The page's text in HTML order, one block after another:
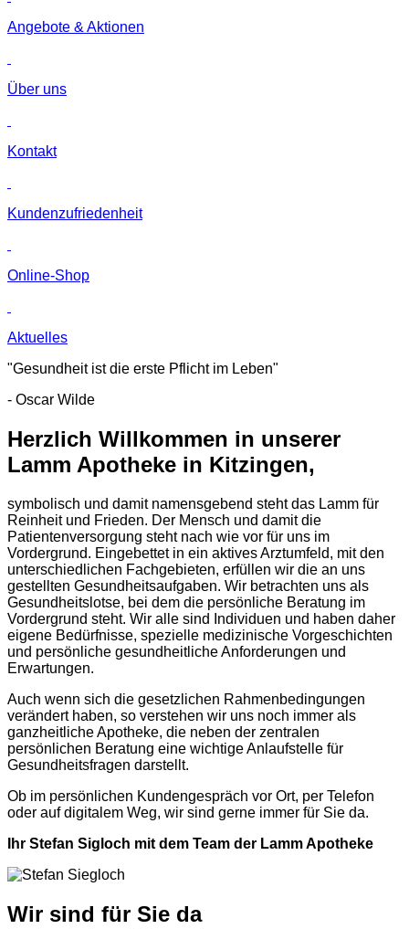
Angebote & Aktionen
Über uns
Kontakt
Kunden­zufriedenheit
Online-Shop
Aktuelles
"Gesundheit ist die erste Pflicht im Leben"
- Oscar Wilde
Herzlich Willkommen in unserer
Lamm Apotheke in Kitzingen,
symbolisch und damit namensgebend steht das Lamm für
Reinheit und Frieden. Der Mensch und damit die
Patientenversorgung steht nach wie vor für uns im
Vordergrund. Eingebettet in ein aktives Arztumfeld, mit den
unterschiedlichen Fachgebieten, erfüllen wir die an uns
gestellten Gesundheitsaufgaben. Wir betrachten uns als
Gesundheitslotse, bei dem die persönliche Beratung im
Vordergrund steht. Wir alle sind Individuen und haben daher
eigene Bedürfnisse, spezielle medizinische Vorgeschichten
und persönliche gesundheitliche Anforderungen und
Erwartungen.
Auch wenn sich die gesetzlichen Rahmenbedingungen
verändert haben, so verstehen wir uns noch immer als
ganzheitliche Apotheke, die neben der zentralen
persönlichen Beratung eine wichtige Anlaufstelle für
Gesundheitsfragen darstellt.
Ob im persönlichen Kundengespräch vor Ort, per Telefon
oder auf digitalem Weg, wir sind gerne immer für Sie da.
Ihr Stefan Sigloch mit dem Team der Lamm Apotheke
Wir sind für Sie da